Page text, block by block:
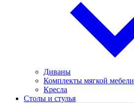
Диваны
Комплекты мягкой мебели
Кресла
Столы и стулья